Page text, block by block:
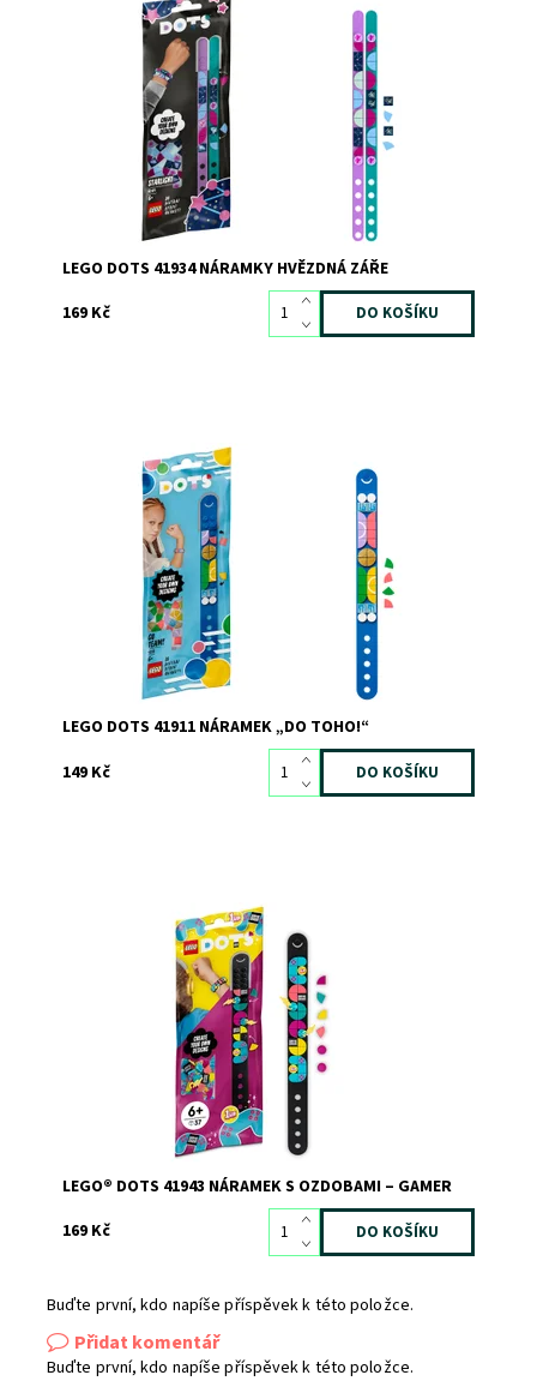
S touto sadou na výrobu náramků se vaše představivost
vznese ke hvězdám!
Dostupnost:
Skladem
7727
LEGO
LEGO DOTS 41934 NÁRAMKY HVĚZDNÁ ZÁŘE
169 Kč
Darujte svému malému sportovnímu fanouškovi úžasný
náramek, který si bude moci vyzdobit
Dostupnost:
Skladem
6944
LEGO
LEGO DOTS 41911 NÁRAMEK „DO TOHO!“
149 Kč
Sada na výrobu náramků přináší neomezené možnosti
navrhování v retro stylu
Skladem1
9579
LEGO
LEGO® DOTS 41943 NÁRAMEK S OZDOBAMI – GAMER
169 Kč
Buďte první, kdo napíše příspěvek k této položce.
Přidat komentář
Buďte první, kdo napíše příspěvek k této položce.